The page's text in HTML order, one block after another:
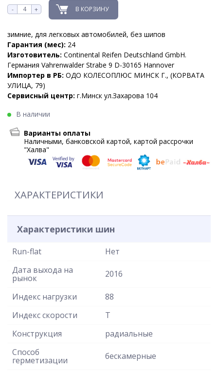
- + В КОРЗИНУ
зимние, для легковых автомобилей, без шипов
Гарантия (мес): 24
Изготовитель: Continental Reifen Deutschland GmbH.
Германия Vahrenwalder Strabe 9 D-30165 Hannover
Импортер в РБ: ОДО КОЛЕСОПЛЮС МИНСК Г., (КОРВАТА
УЛИЦА, 79)
Сервисный центр: г.Минск ул.Захарова 104
В наличии
Варианты оплаты
Наличными, банковской картой, картой рассрочки
"Халва"
ХАРАКТЕРИСТИКИ
Характеристики шин
Run-flat
Нет
Дата выхода на
рынок 2016
Индекс нагрузки
88
Индекс скорости
T
Конструкция
радиальные
Способ
герметизации бескамерные